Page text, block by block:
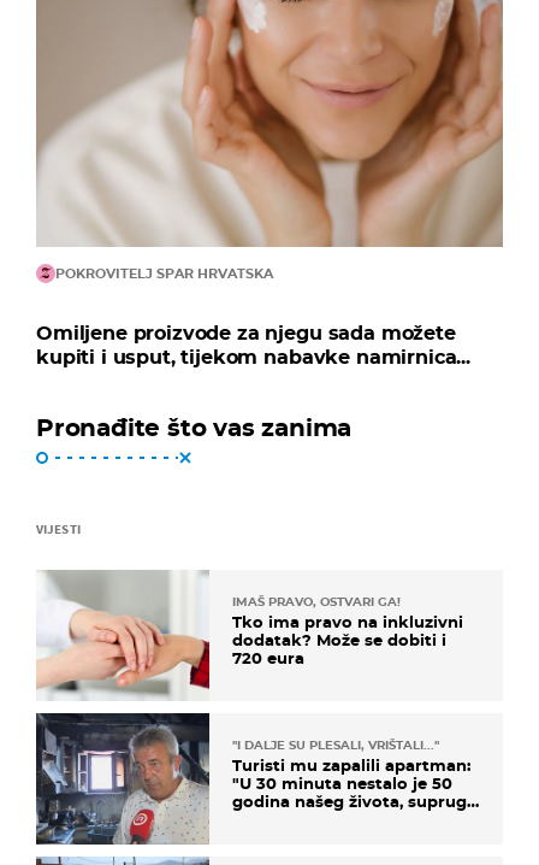
POKROVITELJ SPAR HRVATSKA
Omiljene proizvode za njegu sada možete
kupiti i usput, tijekom nabavke namirnica...
Pronađite što vas zanima
VIJESTI
IMAŠ PRAVO, OSTVARI GA!
Tko ima pravo na inkluzivni
dodatak? Može se dobiti i
720 eura
"I DALJE SU PLESALI, VRIŠTALI..."
Turisti mu zapalili apartman:
"U 30 minuta nestalo je 50
godina našeg života, supruga